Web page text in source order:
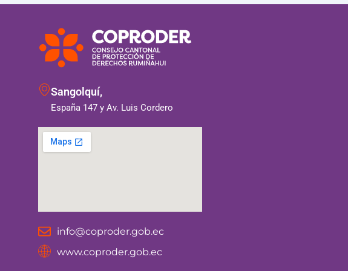
Sangolquí,
España 147 y Av. Luis Cordero
info@coproder.gob.ec
www.coproder.gob.ec